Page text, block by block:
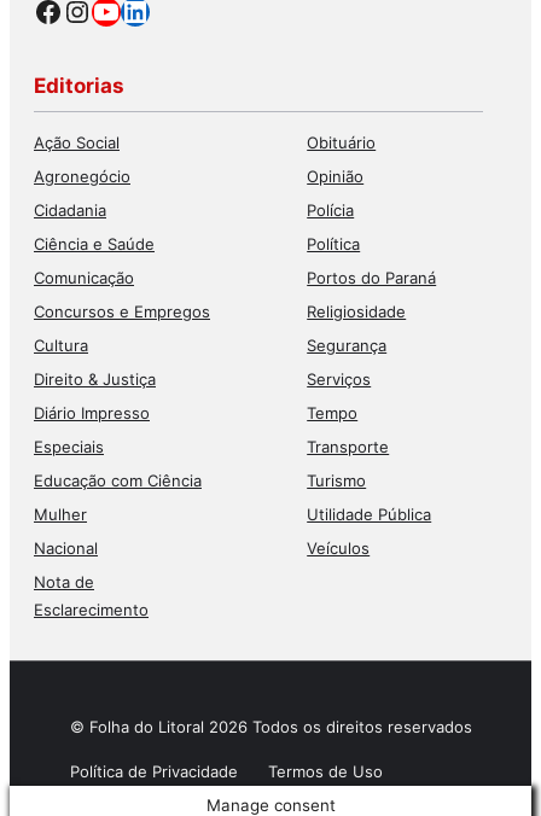
Facebook
Instagram
Youtube
LinkedIn
Editorias
Ação Social
Agronegócio
Cidadania
Ciência e Saúde
Comunicação
Concursos e Empregos
Cultura
Direito & Justiça
Diário Impresso
Especiais
Educação com Ciência
Mulher
Nacional
Nota de
Esclarecimento
Obituário
Opinião
Polícia
Política
Portos do Paraná
Religiosidade
Segurança
Serviços
Tempo
Transporte
Turismo
Utilidade Pública
Veículos
© Folha do Litoral 2026 Todos os direitos reservados
Política de Privacidade
Termos de Uso
Manage consent